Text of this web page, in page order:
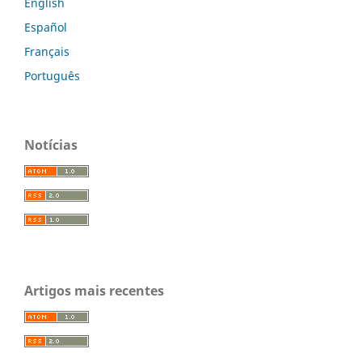
Español
Français
Português
Notícias
Artigos mais recentes